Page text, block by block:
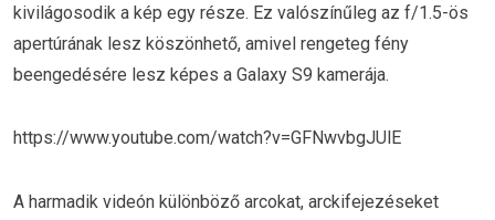
kivilágosodik a kép egy része. Ez valószínűleg az f/1.5-ös
apertúrának lesz köszönhető, amivel rengeteg fény
beengedésére lesz képes a Galaxy S9 kamerája.
https://www.youtube.com/watch?v=GFNwvbgJUlE
A harmadik videón különböző arcokat, arckifejezéseket